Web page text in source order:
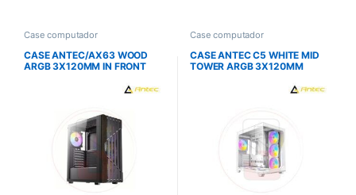
Case computador
CASE ANTEC/AX63 WOOD
ARGB 3X120MM IN FRONT
Case computador
CASE ANTEC C5 WHITE MID
TOWER ARGB 3X120MM